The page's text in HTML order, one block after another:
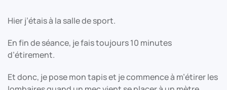
Hier j’étais à la salle de sport.
En fin de séance, je fais toujours 10 minutes
d’étirement.
Et donc, je pose mon tapis et je commence à m’étirer les